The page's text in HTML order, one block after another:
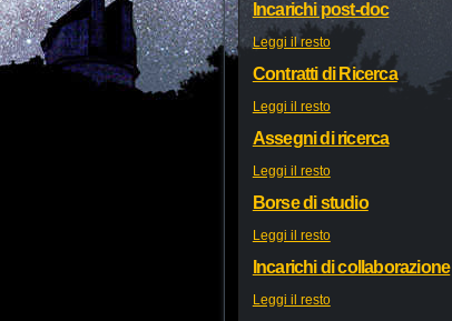
Incarichi post-doc
Leggi il resto
Contratti di Ricerca
Leggi il resto
Assegni di ricerca
Leggi il resto
Borse di studio
Leggi il resto
Incarichi di collaborazione
Leggi il resto